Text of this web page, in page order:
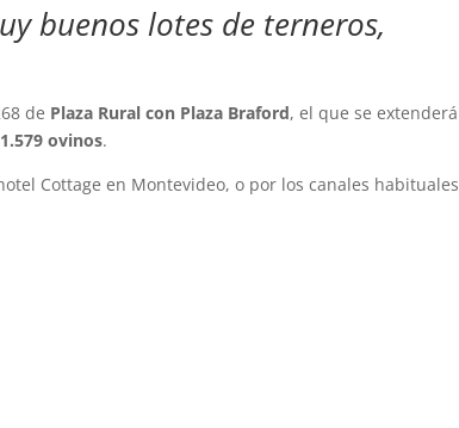
buenos lotes de terneros,
de Plaza Rural con Plaza Braford, el que se extenderá
ovinos.
Cottage en Montevideo, o por los canales habituales